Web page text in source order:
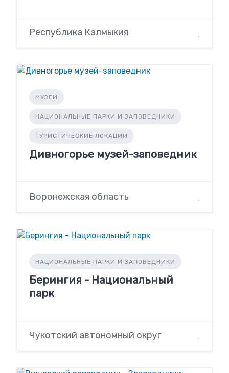
Республика Калмыкия
МУЗЕИ
НАЦИОНАЛЬНЫЕ ПАРКИ И ЗАПОВЕДНИКИ
ТУРИСТИЧЕСКИЕ ЛОКАЦИИ
Дивногорье музей-заповедник
Воронежская область
НАЦИОНАЛЬНЫЕ ПАРКИ И ЗАПОВЕДНИКИ
Берингия - Национальный
парк
Чукотский автономный округ